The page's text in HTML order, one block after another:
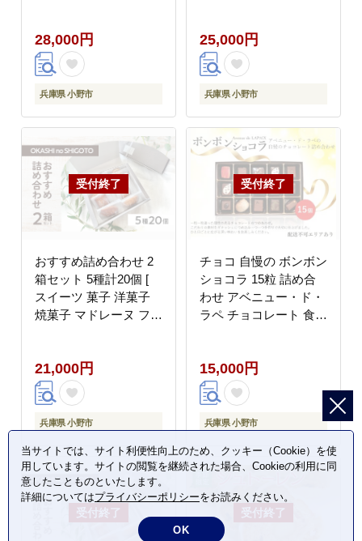
手作り 深い 味わい ご
褒美 おやつ 甘いもの
15種類
28,000円
兵庫県 小野市
ータイム ギフト 手土産
自宅用 バレンタイン ご
褒美
25,000円
兵庫県 小野市
おすすめ詰め合わせ 2
箱セット 5種計20個 [
スイーツ 菓子 洋菓子
焼菓子 マドレーヌ フィ
ゼント ]
21,000円
兵庫県 小野市
チョコ 自慢の ボンボン
ショコラ 15粒 詰め合
わせ アベニュー・ド・
ラペ チョコレート 食べ
ご当地 有名 ギフト 贈
答 贈答品 冷蔵 冷蔵配
送 兵庫 兵庫県 小野市
15,000円
兵庫県 小野市
当サイトでは、サイト利便性向上のため、クッキー（Cookie）を使
用しています。サイトの閲覧を継続された場合、Cookieの利用に同
意したことものといたします。
詳細についてはプライバシーポリシーをお読みください。
OK